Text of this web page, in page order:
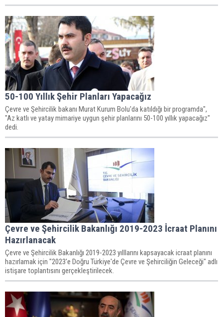
50-100 Yıllık Şehir Planları Yapacağız
Çevre ve Şehircilik bakanı Murat Kurum Bolu'da katıldığı bir programda",
"Az katlı ve yatay mimariye uygun şehir planlarını 50-100 yıllık yapacağız"
dedi.
Çevre ve Şehircilik Bakanlığı 2019-2023 İcraat Planını
Hazırlanacak
Çevre ve Şehircilik Bakanlığı 2019-2023 yılllarını kapsayacak icraat planını
hazırlamak için "2023'e Doğru Türkiye'de Çevre ve Şehirciliğin Geleceği" adlı
istişare toplantısını gerçekleştirilecek.